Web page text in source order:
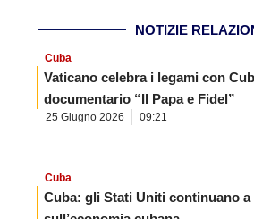
NOTIZIE
Cuba
Vaticano celebra i legami con
documentario “Il Papa e Fidel”
25 Giugno 2026 09:21
Cuba
Cuba: gli Stati Uniti continuano